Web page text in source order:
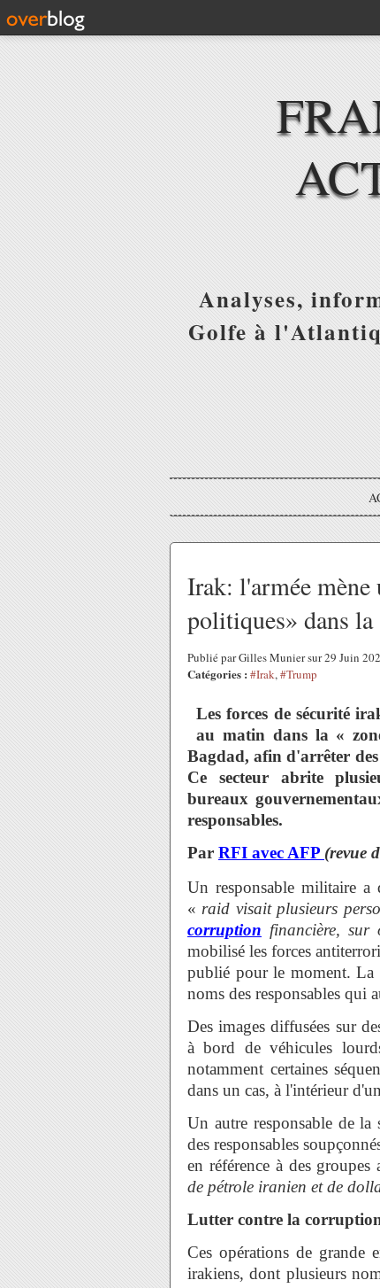
Analyses,
Golfe à
Irak: l'armée mène
politiques» dans la
Publié par Gilles Munier sur 29 Juin
Catégories : #Irak,#Trump
Les forces de sécurité
au matin dans la «
Bagdad, afin d'arrêter des
Ce secteur abrite
bureaux
responsables.
Par RFI avec AFP (revue
Un responsable militaire a
« raid visait plusieurs
corruption financière, sur
mobilisé les forces
publié pour le moment. La
noms des responsables qui
Des images diffusées sur
à bord de véhicules
notamment certaines
dans un cas, à l'intérieur
Un autre responsable de la
des responsables
en référence à des
de pétrole iranien et de
Lutter contre la
Ces opérations de grande
irakiens, dont plusieurs